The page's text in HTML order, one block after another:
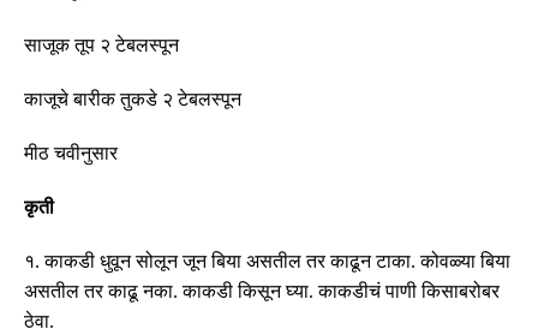
साजूक तूप २ टेबलस्पून
काजूचे बारीक तुकडे २ टेबलस्पून
मीठ चवीनुसार
कृती
१.काकडी धुवून सोलून जून बिया असतील तर काढून टाका.कोवळ्या बिया
असतील तर काढू नका.काकडी किसून घ्या.काकडीचं पाणी किसाबरोबर
ठेवा.